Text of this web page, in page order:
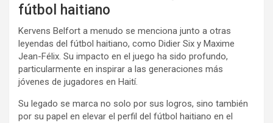
fútbol haitiano
Kervens Belfort a menudo se menciona junto a otras
leyendas del fútbol haitiano, como Didier Six y Maxime
Jean-Félix. Su impacto en el juego ha sido profundo,
particularmente en inspirar a las generaciones más
jóvenes de jugadores en Haití.
Su legado se marca no solo por sus logros, sino también
por su papel en elevar el perfil del fútbol haitiano en el